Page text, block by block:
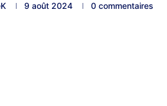
9 août 2024 0 commentaires